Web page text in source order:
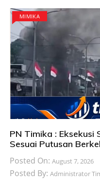
MIMIKA
PN Timika : Eksekusi
Sesuai Putusan
Posted On: August 7, 2026
Posted By: Administrator